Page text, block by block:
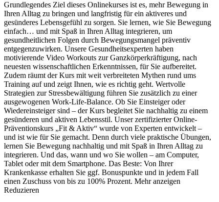
Grundlegendes Ziel dieses Onlinekurses ist es, mehr Bewegung in
Ihren Alltag zu bringen und langfristig für ein aktiveres und
gesünderes Lebensgefühl zu sorgen. Sie lernen, wie Sie Bewegung
einfach… und mit Spaß in Ihren Alltag integrieren, um
gesundheitlichen Folgen durch Bewegungsmangel präventiv
entgegenzuwirken. Unsere Gesundheitsexperten haben
motivierende Video Workouts zur Ganzkörperkräftigung, nach
neuesten wissenschaftlichen Erkenntnissen, für Sie aufbereitet.
Zudem räumt der Kurs mit weit verbreiteten Mythen rund ums
Training auf und zeigt Ihnen, wie es richtig geht. Wertvolle
Strategien zur Stressbewältigung führen Sie zusätzlich zu einer
ausgewogenen Work-Life-Balance. Ob Sie Einsteiger oder
Wiedereinsteiger sind – der Kurs begleitet Sie nachhaltig zu einem
gesünderen und aktiven Lebensstil. Unser zertifizierter Online-
Präventionskurs „Fit & Aktiv“ wurde von Experten entwickelt –
und ist wie für Sie gemacht. Denn durch viele praktische Übungen,
lernen Sie Bewegung nachhaltig und mit Spaß in Ihren Alltag zu
integrieren. Und das, wann und wo Sie wollen – am Computer,
Tablet oder mit dem Smartphone. Das Beste: Von Ihrer
Krankenkasse erhalten Sie ggf. Bonuspunkte und in jedem Fall
einen Zuschuss von bis zu 100% Prozent. Mehr anzeigen
Reduzieren